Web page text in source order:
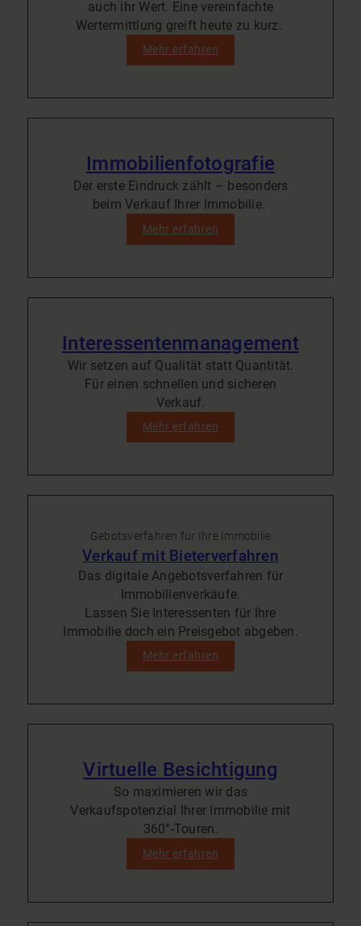
auch ihr Wert. Eine vereinfachte
Wertermittlung greift heute zu kurz.
Mehr erfahren
Immobilienfotografie
Der erste Eindruck zählt – besonders
beim Verkauf Ihrer Immobilie.
Mehr erfahren
Interessentenmanagement
Wir setzen auf Qualität statt Quantität.
Für einen schnellen und sicheren
Verkauf.
Mehr erfahren
Gebotsverfahren für Ihre Immobilie
Verkauf mit Bieterverfahren
Das digitale Angebotsverfahren für
Immobilienverkäufe.
Lassen Sie Interessenten für Ihre
Immobilie doch ein Preisgebot abgeben.
Mehr erfahren
Virtuelle Besichtigung
So maximieren wir das
Verkaufspotenzial Ihrer Immobilie mit
360°-Touren.
Mehr erfahren